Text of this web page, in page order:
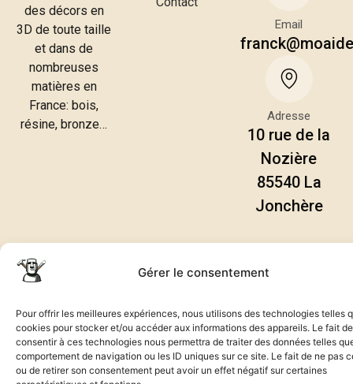
Gérer le consentement
Pour offrir les meilleures expériences, nous utilisons des technologies telles
cookies pour stocker et/ou accéder aux informations des appareils. Le fait de
consentir à ces technologies nous permettra de traiter des données telles
comportement de navigation ou les ID uniques sur ce site. Le fait de ne pas
ou de retirer son consentement peut avoir un effet négatif sur certaines
des décors en
3D de toute taille
et dans de
nombreuses
matières en
France: bois,
résine, bronze…
Email
Adresse
10 rue de la
Nozière
85540 La
Jonchère
© 2026 Moai Déco. Tous
Politique de cookies
Politique de confidentialité